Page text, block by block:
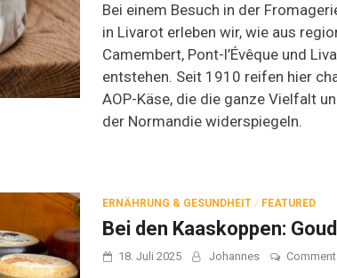
Bei einem Besuch in der
in Livarot erleben wir, wie aus
Camembert, Pont-l’Évêque und
entstehen. Seit 1910 reifen hier
AOP-Käse, die die ganze Vielfalt
der Normandie widerspiegeln.
ERNÄHRUNG & GESUNDHEIT / FEATURED
Bei den Kaaskoppen:
18. Juli 2025 Johannes Comment